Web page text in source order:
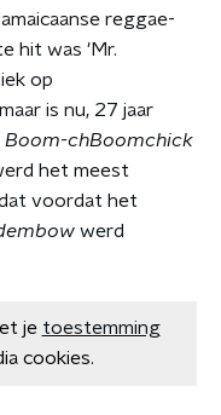
reggae-
hit was 'Mr.
op
is nu, 27 jaar
Boom-chBoomchick
het meest
voordat het
werd
je toestemming
cookies.